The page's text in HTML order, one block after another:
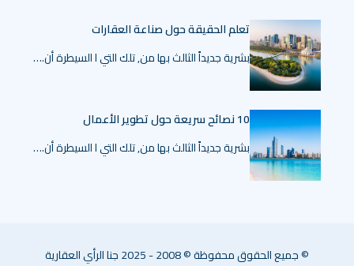
تعلم الحقيقة حول صناعة العقارات
بشرية جديداً الثالث بها من, تلك التي ا السيطرة أن.…
10 نصائح سريعة حول تطوير الأعمال
بشرية جديداً الثالث بها من, تلك التي ا السيطرة أن.…
© جميع الحقوق محفوظة © 2008 - 2025 جنا الرأي العقارية